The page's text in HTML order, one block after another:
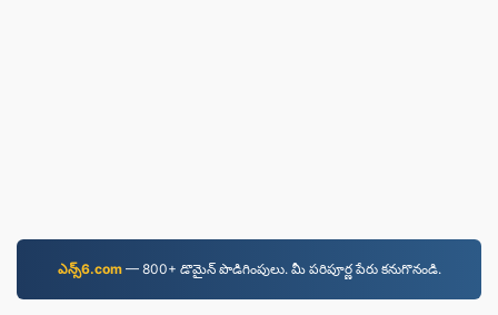
ఎన్స్6.com—⁠ 800+ డొమైన్ పొడిగింపులు. మీ పరిపూర్ణ పేరు కనుగొనండి.